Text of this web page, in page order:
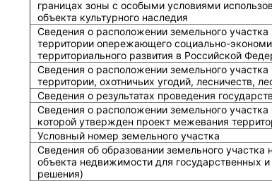
границах зоны с особыми условиями
объекта культурного наследия
Сведения о расположении земельного
территории опережающего социально-
территориального развития в Российской
Сведения о расположении земельного
территории, охотничьих угодий, лесничеств,
Сведения о результатах проведения
Сведения о расположении земельного
которой утвержден проект межевания
Условный номер земельного участка
Сведения об образовании земельного участка
объекта недвижимости для государственных
решения)